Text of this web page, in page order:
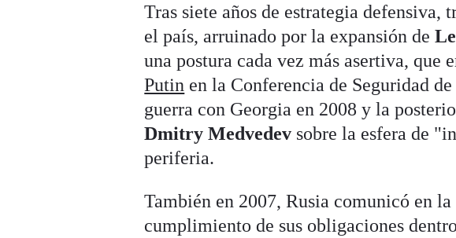
Tras siete años de estrategia defensiva,
el país, arruinado por la expansión de
una postura cada vez más asertiva, que
Putin en la Conferencia de Seguridad
guerra con Georgia en 2008 y la
Dmitry Medvedev sobre la esfera de
periferia.
También en 2007, Rusia comunicó en
cumplimiento de sus obligaciones